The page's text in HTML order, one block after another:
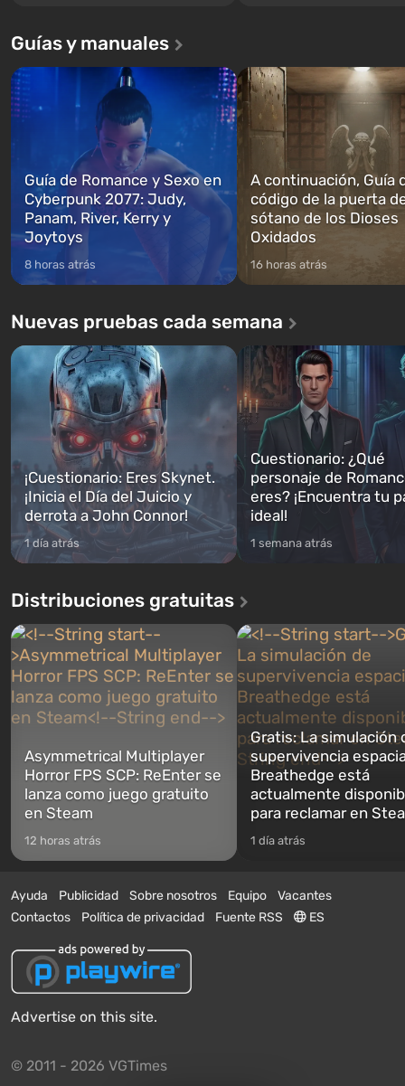
Andreas . Por primera vez, el juego
narra la historia de tres personajes:
Michael, Trevor y Franklin, entre los
cuales podrás cambi...
abrirse primero después de
caigan las bombas n...
Guías y manuales
Guía de Romance y Sexo en
Cyberpunk 2077: Judy,
Panam, River, Kerry y
Joytoys
8 horas atrás
A continuación, Guía
código de la puerta
sótano de los Dioses
Oxidados
16 horas atrás
Nuevas pruebas cada semana
¡Cuestionario: Eres Skynet.
¡Inicia el Día del Juicio y
derrota a John Connor!
1 día atrás
Cuestionario: ¿Qué
personaje de
eres? ¡Encuentra tu
ideal!
1 semana atrás
Distribuciones gratuitas
Asymmetrical Multiplayer
Horror FPS SCP: ReEnter se
lanza como juego gratuito
en Steam
12 horas atrás
Gratis: La simulación
supervivencia
Breathedge está
actualmente
para reclamar en
1 día atrás
Ayuda Publicidad Sobre nosotros Equipo
Vacantes
Contactos
Política de privacidad Fuente RSS ES
Advertise on this site.
© 2011 - 2026 VGTimes